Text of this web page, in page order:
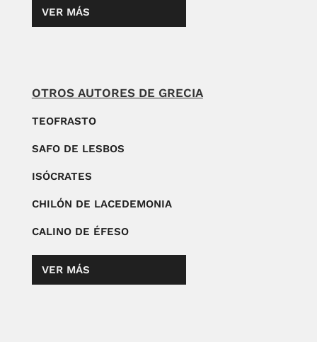
VER MÁS
OTROS AUTORES DE GRECIA
TEOFRASTO
SAFO DE LESBOS
ISÓCRATES
CHILÓN DE LACEDEMONIA
CALINO DE ÉFESO
VER MÁS